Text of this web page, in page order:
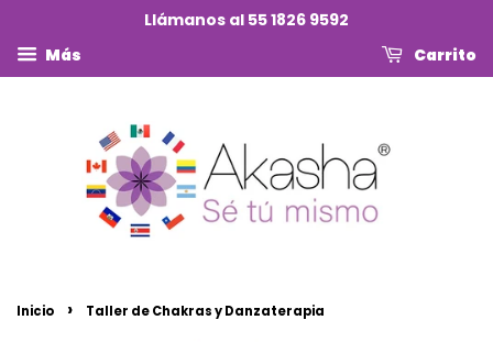
Llámanos al 55 1826 9592
Más
Carrito
Inicio › Taller de Chakras y Danzaterapia